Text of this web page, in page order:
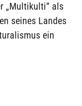
„Multikulti“ als
seines Landes
ein